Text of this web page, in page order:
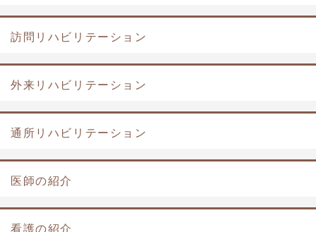
訪問リハビリテーション
外来リハビリテーション
通所リハビリテーション
医師の紹介
看護の紹介